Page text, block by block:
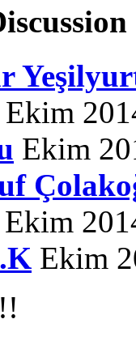
Ekim
Ekim
Ekim
Ekim